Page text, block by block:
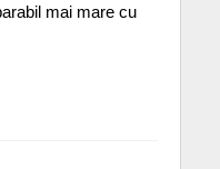
mai mare cu